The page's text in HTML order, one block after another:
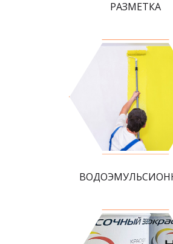
РАЗМЕТКА